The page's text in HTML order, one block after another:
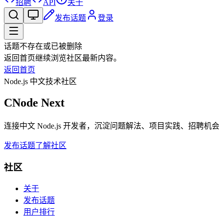
招聘 API
关于
发布话题
登录
话题不存在或已被删除
返回首页继续浏览社区最新内容。
返回首页
Node.js 中文技术社区
CNode Next
连接中文 Node.js 开发者，沉淀问题解法、项目实践、招聘机会
发布话题了解社区
社区
关于
发布话题
用户排行